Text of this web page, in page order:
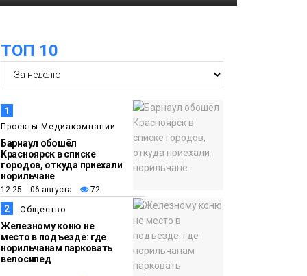
ТОП 10
1
Проекты Медиакомпании
Барнаул обошёл
Красноярск в списке
городов, откуда приехали
норильчане
12:25 06 августа 72
2 Общество
Железному коню не
место в подъезде: где
норильчанам парковать
велосипед